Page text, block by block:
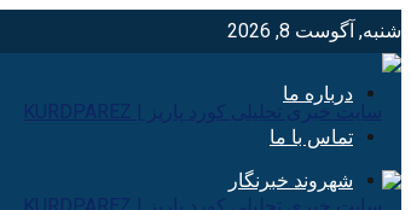
شنبه, آگوست 8, 2026
درباره ما
تماس با ما
شهروند خبرنگار